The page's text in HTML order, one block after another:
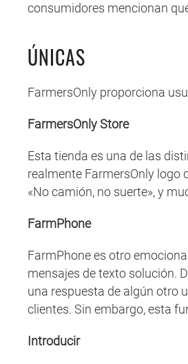
consumidores mencionan
ÚNICAS
FarmersOnly proporciona
FarmersOnly Store
Esta tienda es una de las
realmente FarmersOnly logo
«No camión, no suerte», y
FarmPhone
FarmPhone es otro
mensajes de texto solución.
una respuesta de algún otro
clientes. Sin embargo, esta
Introducir